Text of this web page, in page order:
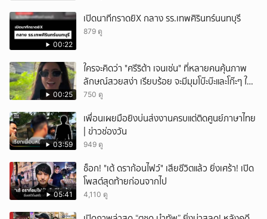
00:22
เปิดนาทีกราดยิX กลาง รร.เทพศิรินทร์นนทบุรี
879 ดู
00:25
ใครจะคิดว่า "ศรีริต้า เจนเซ่น" ที่หลายคนคุ้นภาพ
ลักษณ์สวยสง่า เรียบร้อย จะมีมุมโบ๊ะบ๊ะและโก๊ะๆ ให้
ได้อมยิ้มเหมือนกัน งานนี้ทำเอาแฟนๆ ทั้งเอ็นดูทั้ง
750 ดู
03:59
เพื่อนเผยมือยิงบ่นส่งงานครบแต่ติดศูนย์ภาษาไทย
| ข่าวช่องวัน
949 ดู
05:41
ช็อก! "เต้ ดราก้อนไฟว์" เสียชีวิตแล้ว ยิ่งเศร้า! เปิด
โพสต์สุดท้ายก่อนจากไป
4,110 ดู